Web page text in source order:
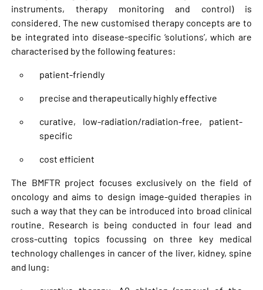
instruments, therapy monitoring and control) is
considered. The new customised therapy concepts are to
be integrated into disease-specific ‘solutions’, which are
characterised by the following features:
patient-friendly
precise and therapeutically highly effective
curative, low-radiation/radiation-free, patient-
specific
cost efficient
The BMFTR project focuses exclusively on the field of
oncology and aims to design image-guided therapies in
such a way that they can be introduced into broad clinical
routine. Research is being conducted in four lead and
cross-cutting topics focussing on three key medical
technology challenges in cancer of the liver, kidney, spine
and lung: